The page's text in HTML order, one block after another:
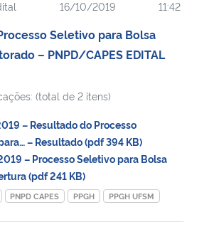
16/10/2019 11:42
Seletivo para Bolsa
– PNPD/CAPES EDITAL
(total de 2 itens)
– Resultado do Processo
– Resultado (pdf 394 KB)
– Processo Seletivo para Bolsa
(pdf 241 KB)
PNPD CAPES PPGH PPGH UFSM